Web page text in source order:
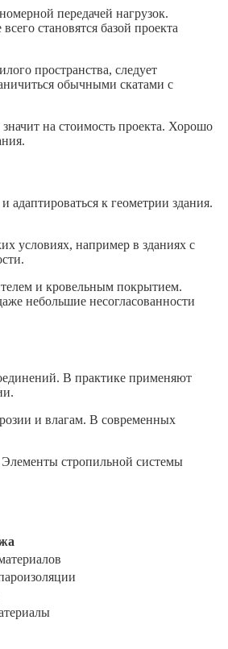
передачей нагрузок.
становятся базой проекта
пространства, следует
обычными скатами с
на стоимость проекта. Хорошо
к геометрии здания.
условиях, например в зданиях с
и кровельным покрытием.
небольшие несогласованности
В практике применяют
и влагам. В современных
Элементы стропильной системы